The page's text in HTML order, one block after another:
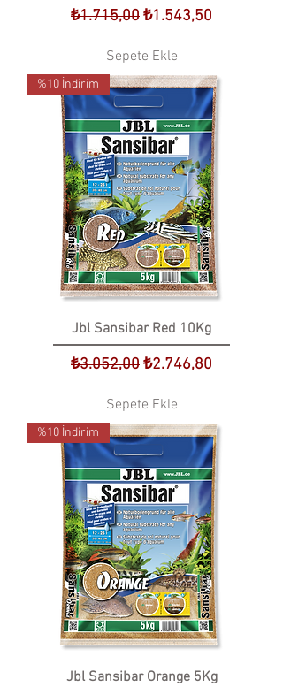
Normal Fiyat
₺1.715,00İndirimli Fiyat
₺1.543,50
Sepete Ekle
%10 İndirim
Jbl Sansibar Red 10Kg
Normal Fiyat
₺3.052,00İndirimli Fiyat
₺2.746,80
Sepete Ekle
%10 İndirim
Jbl Sansibar Orange 5Kg